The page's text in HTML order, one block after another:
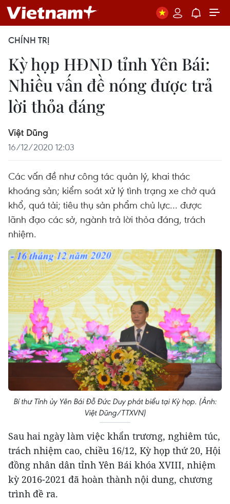
CHÍNH TRỊ
Kỳ họp HĐND tỉnh Yên Bái:
Nhiều vấn đề nóng được trả
lời thỏa đáng
Việt Dũng
16/12/2020 12:03
Các vấn đề như công tác quản lý, khai thác
khoáng sản; kiểm soát xử lý tình trạng xe chở quá
khổ, quá tải; tiêu thụ sản phẩm chủ lực... được
lãnh đạo các sở, ngành trả lời thỏa đáng, trách
nhiệm.
Bí thư Tỉnh ủy Yên Bái Đỗ Đức Duy phát biểu tại Kỳ họp. (Ảnh:
Việt Dũng/TTXVN)
Sau hai ngày làm việc khẩn trương, nghiêm túc,
trách nhiệm cao, chiều 16/12, Kỳ họp thứ 20, Hội
đồng nhân dân tỉnh Yên Bái khóa XVIII, nhiệm
kỳ 2016-2021 đã hoàn thành nội dung, chương
trình đề ra.